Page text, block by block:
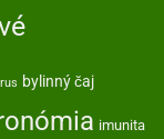
bylinný čaj
imunita